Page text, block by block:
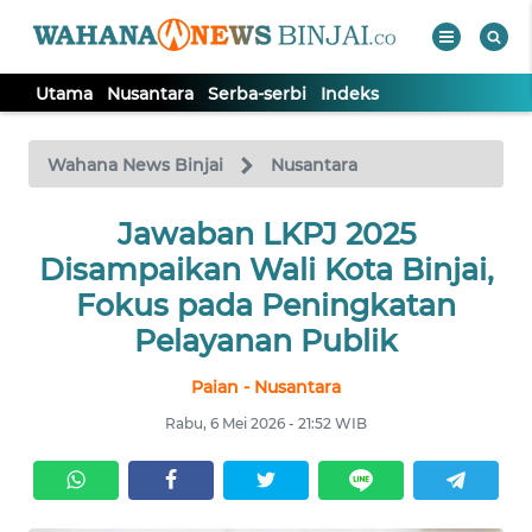
Utama Nusantara Serba-serbi Indeks
Wahana News Binjai Nusantara
Jawaban LKPJ 2025
Disampaikan Wali Kota Binjai,
Fokus pada Peningkatan
Pelayanan Publik
Paian - Nusantara
Rabu, 6 Mei 2026 - 21:52 WIB
TV
Tutup
NUSANTARA
INDEKS